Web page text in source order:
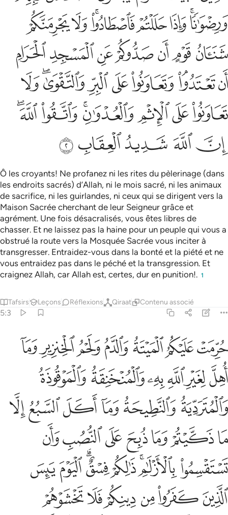
ﲪﲫﲬﲭﲮﲯﲰﲱ
ﲲﲳﲴﲵﲶﲷﲸ
ﲹﲺﲻﲼﲽﲾﲿﳀﳁ
ﳂﳃﳄﳅﳆﳇﳈﳉ
ﳊﳋﳌﳍﳎ
Ô les croyants! Ne profanez ni les rites du pèlerinage (dans
les endroits sacrés) d’Allah, ni le mois sacré, ni les animaux
de sacrifice, ni les guirlandes, ni ceux qui se dirigent vers la
Maison Sacrée cherchant de leur Seigneur grâce et
agrément. Une fois désacralisés, vous êtes libres de
chasser. Et ne laissez pas la haine pour un peuple qui vous a
obstrué la route vers la Mosquée Sacrée vous inciter à
transgresser. Entraidez-vous dans la bonté et la piété et ne
vous entraidez pas dans le péché et la transgression. Et
craignez Allah, car Allah est, certes, dur en punition!. 1
Tafsirs Leçons Réflexions Qiraat Contenu associé
5:3
حرمت عليكم الميتة والدم ولحم الخنزير وما اهل لغير الله به
حُرِّمَتْ عَلَيْكُمُ ٱلْمَيْتَةُ وَٱلدَّمُ وَلَحْمُ ٱلْخِنزِيرِ وَمَآ أُهِلَّ لِغَيْرِ ٱللَّهِ
ﱁﱂﱃﱄﱅﱆﱇ
ﱈﱉﱊﱋﱌﱍ
ﱎﱏﱐﱑﱒﱓ
ﱔﱕﱖﱗﱘﱙﱚ
ﱛﱜﱝﱞﱟﱠﱡﱢ
ﱣﱤﱥﱦﱧﱨ